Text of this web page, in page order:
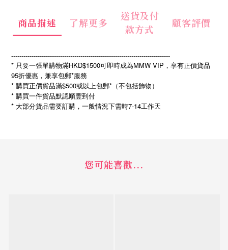
商品描述 了解更多
送貨及付
款方式
顧客評價
------------------------------------------------------------------------------
* 只要一張單購物滿HKD$1500可即時成為MMW VIP，享有正價貨品
95折優惠，兼享包郵*服務
* 購買正價貨品滿$500或以上包郵*（不包括飾物）
* 購買一件貨品默認順豐到付
* 大部分貨品需要訂購，一般情況下需時7-14工作天
您可能喜歡...